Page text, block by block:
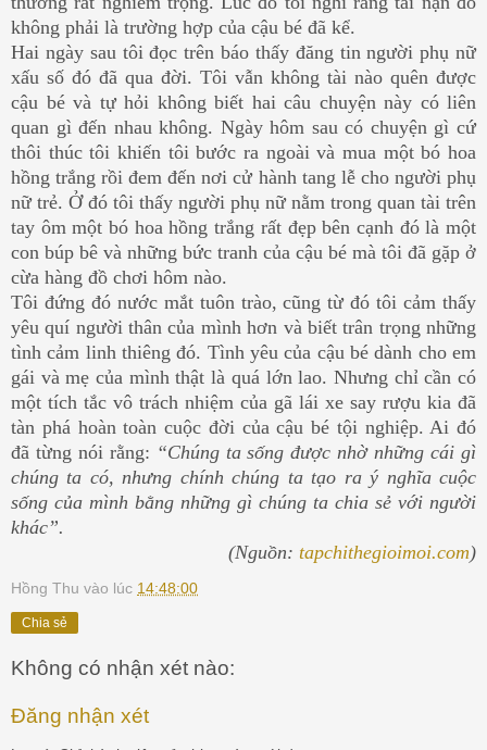
không phải là trường hợp của cậu bé đã kể.
Hai ngày sau tôi đọc trên báo thấy đăng tin người phụ nữ
xấu số đó đã qua đời. Tôi vẫn không tài nào quên được
cậu bé và tự hỏi không biết hai câu chuyện này có liên
quan gì đến nhau không. Ngày hôm sau có chuyện gì cứ
thôi thúc tôi khiến tôi bước ra ngoài và mua một bó hoa
hồng trắng rồi đem đến nơi cử hành tang lễ cho người phụ
nữ trẻ. Ở đó tôi thấy người phụ nữ nằm trong quan tài trên
tay ôm một bó hoa hồng trắng rất đẹp bên cạnh đó là một
con búp bê và những bức tranh của cậu bé mà tôi đã gặp ở
cừa hàng đồ chơi hôm nào.
Tôi đứng đó nước mắt tuôn trào, cũng từ đó tôi cảm thấy
yêu quí người thân của mình hơn và biết trân trọng những
tình cảm linh thiêng đó. Tình yêu của cậu bé dành cho em
gái và mẹ của mình thật là quá lớn lao. Nhưng chỉ cần có
một tích tắc vô trách nhiệm của gã lái xe say rượu kia đã
tàn phá hoàn toàn cuộc đời của cậu bé tội nghiệp. Ai đó
đã từng nói rằng: “Chúng ta sống được nhờ những cái gì
chúng ta có, nhưng chính chúng ta tạo ra ý nghĩa cuộc
sống của mình bằng những gì chúng ta chia sẻ với người
khác”.
(Nguồn: tapchithegioimoi.com)
Hồng Thu vào lúc 14:48:00
Chia sẻ
Không có nhận xét nào:
Đăng nhận xét